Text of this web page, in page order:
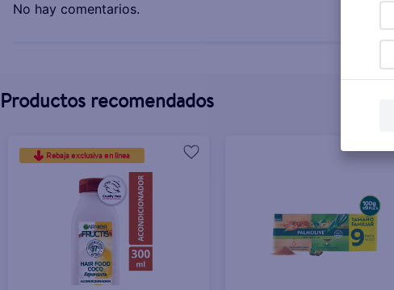
No hay comentarios.
Productos recomendados
Rebaja exclusiva en línea